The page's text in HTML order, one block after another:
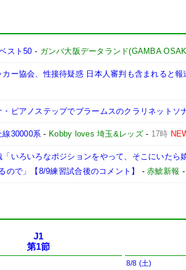
スト50 - ガンバ大阪データランド(GAMBA
カー協会、性接待疑惑 日本人審判も含まれると報
・ピアノステップでブラームスのクラリネットソ
線30000系 - Kobby loves 埼玉&レッズ- 17時
「いろいろなポジションをやって、そこにいた
ので」【8/9練習試合後のコメント】
-赤鯱新報 -
J1
第1節
8/8 (土)